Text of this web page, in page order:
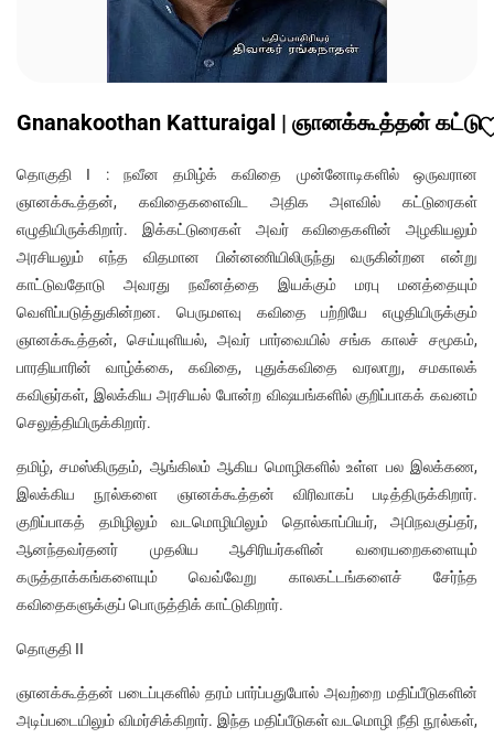
Gnanakoothan Katturaigal | ஞானக்கூத்தன்
தொகுதி I : நவீன தமிழ்க் கவிதை முன்னோடிகளில் ஒருவரான
ஞானக்கூத்தன், கவிதைகளைவிட அதிக அளவில் கட்டுரைகள்
எழுதியிருக்கிறார். இக்கட்டுரைகள் அவர் கவிதைகளின் அழகியலும்
அரசியலும் எந்த விதமான பின்னணியிலிருந்து வருகின்றன என்று
காட்டுவதோடு அவரது நவீனத்தை இயக்கும் மரபு மனத்தையும்
வெளிப்படுத்துகின்றன. பெருமளவு கவிதை பற்றியே எழுதியிருக்கும்
ஞானக்கூத்தன், செய்யுளியல், அவர் பார்வையில் சங்க காலச் சமூகம்,
பாரதியாரின் வாழ்க்கை, கவிதை, புதுக்கவிதை வரலாறு, சமகாலக்
கவிஞர்கள், இலக்கிய அரசியல் போன்ற விஷயங்களில் குறிப்பாகக் கவனம்
செலுத்தியிருக்கிறார்.
தமிழ், சமஸ்கிருதம், ஆங்கிலம் ஆகிய மொழிகளில் உள்ள பல இலக்கண,
இலக்கிய நூல்களை ஞானக்கூத்தன் விரிவாகப் படித்திருக்கிறார்.
குறிப்பாகத் தமிழிலும் வடமொழியிலும் தொல்காப்பியர், அபிநவகுப்தர்,
ஆனந்தவர்தனர் முதலிய ஆசிரியர்களின் வரையறைகளையும்
கருத்தாக்கங்களையும் வெவ்வேறு காலகட்டங்களைச் சேர்ந்த
கவிதைகளுக்குப் பொருத்திக் காட்டுகிறார்.
தொகுதி II
ஞானக்கூத்தன் படைப்புகளில் தரம் பார்ப்பதுபோல் அவற்றை மதிப்பீடுகளின்
அடிப்படையிலும் விமர்சிக்கிறார். இந்த மதிப்பீடுகள் வடமொழி நீதி நூல்கள்,